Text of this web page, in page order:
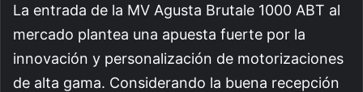
La entrada de la MV Agusta Brutale 1000 ABT al
mercado plantea una apuesta fuerte por la
innovación y personalización de motorizaciones
de alta gama. Considerando la buena recepción